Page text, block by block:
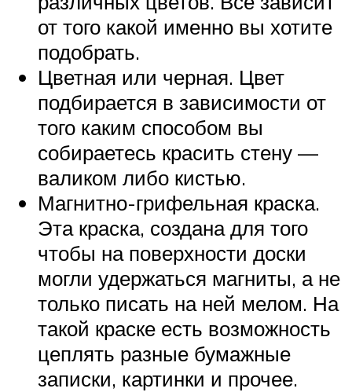
от того какой именно вы хотите
подобрать.
Цветная или черная. Цвет
подбирается в зависимости от
того каким способом вы
собираетесь красить стену —
валиком либо кистью.
Магнитно-грифельная краска.
Эта краска, создана для того
чтобы на поверхности доски
могли удержаться магниты, а не
только писать на ней мелом. На
такой краске есть возможность
цеплять разные бумажные
записки, картинки и прочее.